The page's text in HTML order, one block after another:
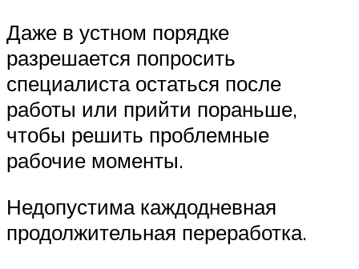
Даже в устном порядке
разрешается попросить
специалиста остаться после
работы или прийти пораньше,
чтобы решить проблемные
рабочие моменты.
Недопустима каждодневная
продолжительная переработка.